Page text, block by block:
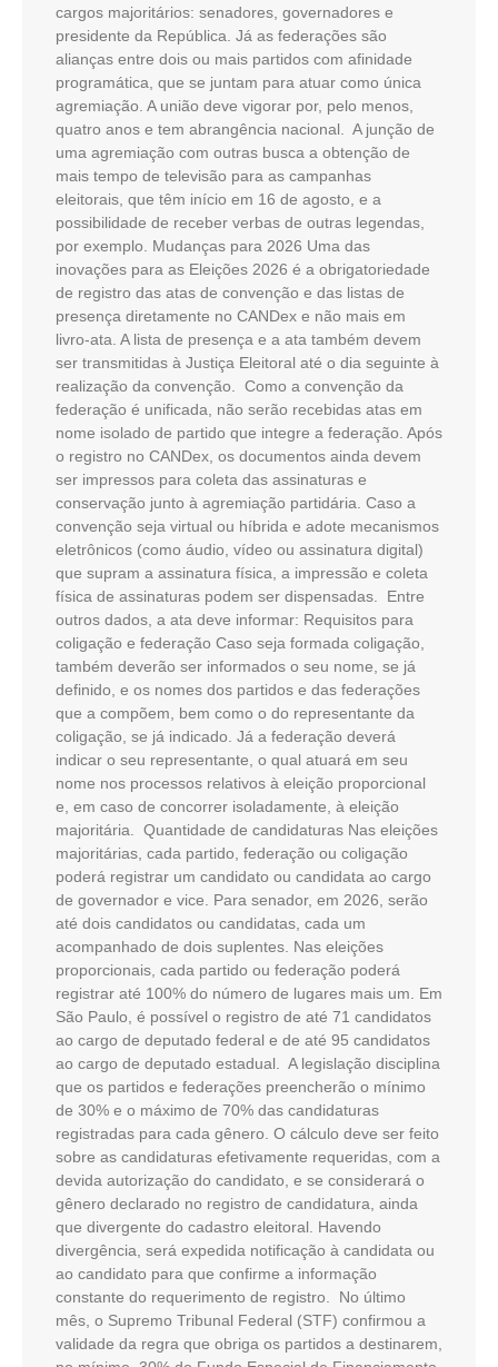
cargos majoritários: senadores, governadores e
presidente da República. Já as federações são
alianças entre dois ou mais partidos com afinidade
programática, que se juntam para atuar como única
agremiação. A união deve vigorar por, pelo menos,
quatro anos e tem abrangência nacional. A junção de
uma agremiação com outras busca a obtenção de
mais tempo de televisão para as campanhas
eleitorais, que têm início em 16 de agosto, e a
possibilidade de receber verbas de outras legendas,
por exemplo. Mudanças para 2026 Uma das
inovações para as Eleições 2026 é a obrigatoriedade
de registro das atas de convenção e das listas de
presença diretamente no CANDex e não mais em
livro-ata. A lista de presença e a ata também devem
ser transmitidas à Justiça Eleitoral até o dia seguinte à
realização da convenção. Como a convenção da
federação é unificada, não serão recebidas atas em
nome isolado de partido que integre a federação. Após
o registro no CANDex, os documentos ainda devem
ser impressos para coleta das assinaturas e
conservação junto à agremiação partidária. Caso a
convenção seja virtual ou híbrida e adote mecanismos
eletrônicos (como áudio, vídeo ou assinatura digital)
que supram a assinatura física, a impressão e coleta
física de assinaturas podem ser dispensadas. Entre
outros dados, a ata deve informar: Requisitos para
coligação e federação Caso seja formada coligação,
também deverão ser informados o seu nome, se já
definido, e os nomes dos partidos e das federações
que a compõem, bem como o do representante da
coligação, se já indicado. Já a federação deverá
indicar o seu representante, o qual atuará em seu
nome nos processos relativos à eleição proporcional
e, em caso de concorrer isoladamente, à eleição
majoritária. Quantidade de candidaturas Nas eleições
majoritárias, cada partido, federação ou coligação
poderá registrar um candidato ou candidata ao cargo
de governador e vice. Para senador, em 2026, serão
até dois candidatos ou candidatas, cada um
acompanhado de dois suplentes. Nas eleições
proporcionais, cada partido ou federação poderá
registrar até 100% do número de lugares mais um. Em
São Paulo, é possível o registro de até 71 candidatos
ao cargo de deputado federal e de até 95 candidatos
ao cargo de deputado estadual. A legislação disciplina
que os partidos e federações preencherão o mínimo
de 30% e o máximo de 70% das candidaturas
registradas para cada gênero. O cálculo deve ser feito
sobre as candidaturas efetivamente requeridas, com a
devida autorização do candidato, e se considerará o
gênero declarado no registro de candidatura, ainda
que divergente do cadastro eleitoral. Havendo
divergência, será expedida notificação à candidata ou
ao candidato para que confirme a informação
constante do requerimento de registro. No último
mês, o Supremo Tribunal Federal (STF) confirmou a
validade da regra que obriga os partidos a destinarem,